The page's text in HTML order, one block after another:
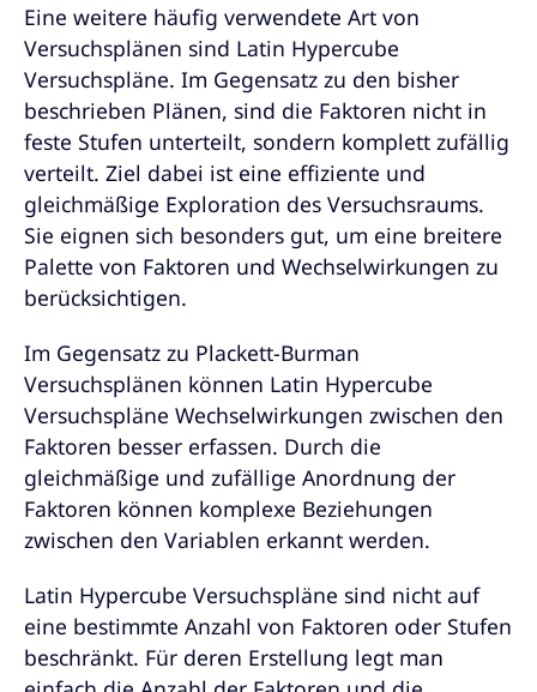
Eine weitere häufig verwendete Art von
Versuchsplänen sind Latin Hypercube
Versuchspläne. Im Gegensatz zu den bisher
beschrieben Plänen, sind die Faktoren nicht in
feste Stufen unterteilt, sondern komplett zufällig
verteilt. Ziel dabei ist eine effiziente und
gleichmäßige Exploration des Versuchsraums.
Sie eignen sich besonders gut, um eine breitere
Palette von Faktoren und Wechselwirkungen zu
berücksichtigen.
Im Gegensatz zu Plackett-Burman
Versuchsplänen können Latin Hypercube
Versuchspläne Wechselwirkungen zwischen den
Faktoren besser erfassen. Durch die
gleichmäßige und zufällige Anordnung der
Faktoren können komplexe Beziehungen
zwischen den Variablen erkannt werden.
Latin Hypercube Versuchspläne sind nicht auf
eine bestimmte Anzahl von Faktoren oder Stufen
beschränkt. Für deren Erstellung legt man